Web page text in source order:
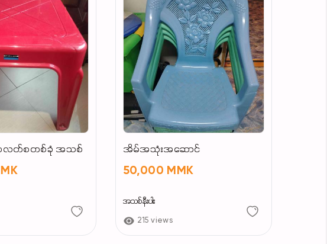
ပလတ်စတစ်ခုံ အသစ်
အိမ်အသုံးအဆောင်
50,000 MMK
အသစ်နီးပါး
215 views